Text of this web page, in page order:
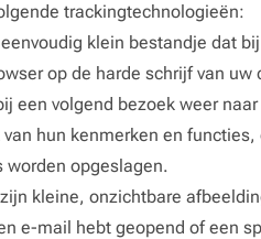
trackingtechnologieën:
klein bestandje dat
op de harde schrijf van
een volgend bezoek weer
hun kenmerken en
worden opgeslagen.
kleine, onzichtbare
e-mail hebt geopend of een